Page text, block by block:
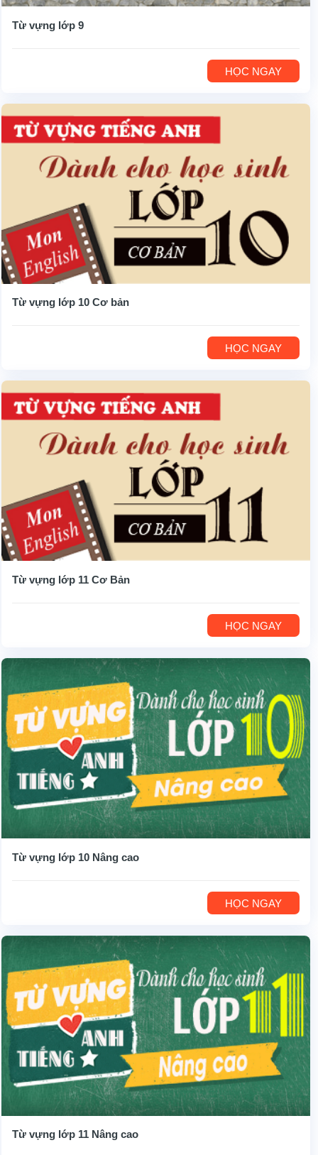
Từ vựng lớp 9
HỌC NGAY
Từ vựng lớp 10 Cơ bản
HỌC NGAY
Từ vựng lớp 11 Cơ Bản
HỌC NGAY
Từ vựng lớp 10 Nâng cao
HỌC NGAY
Từ vựng lớp 11 Nâng cao